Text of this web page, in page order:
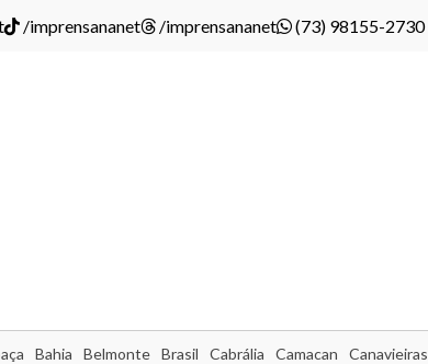
/imprensananet /imprensananet (73) 98155-2730
Bahia Belmonte Brasil Cabrália Camacan Canavieiras